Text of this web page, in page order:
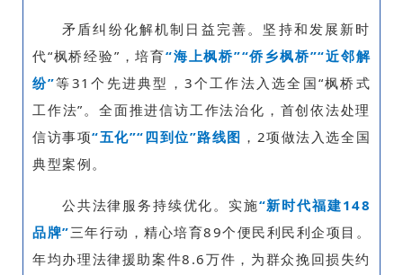
矛盾纠纷化解机制日益完善。坚持和发展新时
代“枫桥经验”，培育“海上枫桥”“侨乡枫桥”“近邻解
纷”等31个先进典型，3个工作法入选全国“枫桥式
工作法”。全面推进信访工作法治化，首创依法处理
信访事项“五化”“四到位”路线图 ，2项做法入选全国
典型案例。
公共法律服务持续优化。实施“新时代福建148
品牌”三年行动，精心培育89个便民利民利企项目。
年均办理法律援助案件8.6万件，为群众挽回损失约